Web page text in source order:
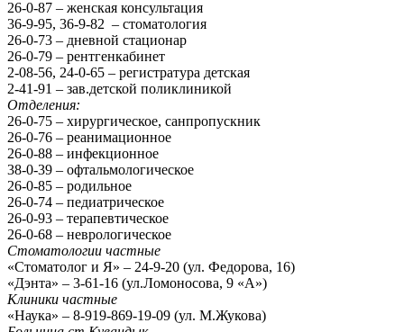
26-0-87 – женская консультация
36-9-95, 36-9-82 – стоматология
26-0-73 – дневной стационар
26-0-79 – рентгенкабинет
2-08-56, 24-0-65 – регистратура детская
2-41-91 – зав.детской поликлиникой
Отделения:
26-0-75 – хирургическое, санпропускник
26-0-76 – реанимационное
26-0-88 – инфекционное
38-0-39 – офтальмологическое
26-0-85 – родильное
26-0-74 – педиатрическое
26-0-93 – терапевтическое
26-0-68 – неврологическое
Стоматологии частные
«Стоматолог и Я» – 24-9-20 (ул. Федорова, 16)
«Дэнта» – 3-61-16 (ул.Ломоносова, 9 «А»)
Клиники частные
«Наука» – 8-919-869-19-09 (ул. М.Жукова)